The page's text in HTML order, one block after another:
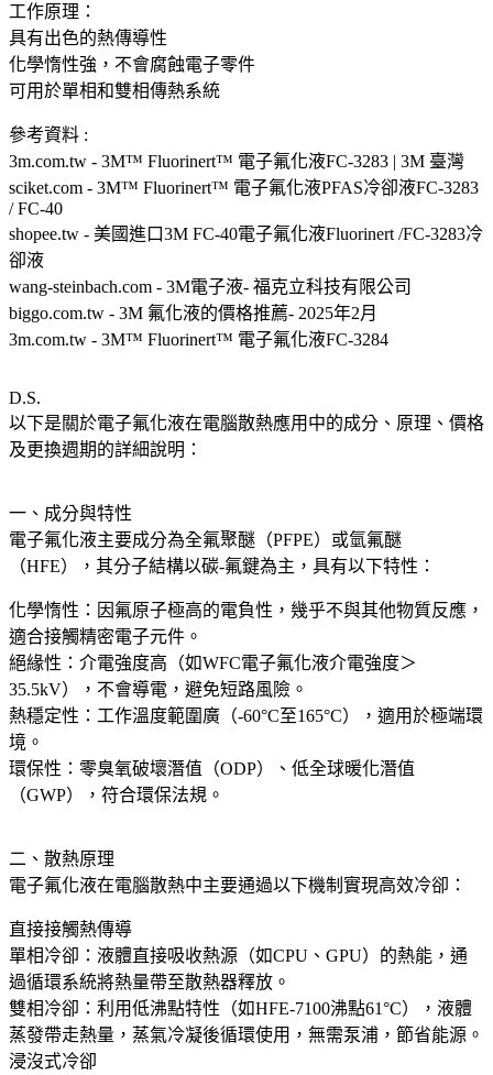
工作原理：
具有出色的熱傳導性
化學惰性強，不會腐蝕電子零件
可用於單相和雙相傳熱系統
參考資料 :
3m.com.tw - 3M™ Fluorinert™ 電子氟化液FC-3283 | 3M 臺灣
sciket.com - 3M™ Fluorinert™ 電子氟化液PFAS冷卻液FC-3283
/ FC-40
shopee.tw - 美國進口3M FC-40電子氟化液Fluorinert /FC-3283冷
卻液
wang-steinbach.com - 3M電子液- 福克立科技有限公司
biggo.com.tw - 3M 氟化液的價格推薦- 2025年2月
3m.com.tw - 3M™ Fluorinert™ 電子氟化液FC-3284
D.S.
以下是關於電子氟化液在電腦散熱應用中的成分、原理、價格
及更換週期的詳細說明：
一、成分與特性
電子氟化液主要成分為全氟聚醚（PFPE）或氫氟醚
（HFE），其分子結構以碳-氟鍵為主，具有以下特性：
化學惰性：因氟原子極高的電負性，幾乎不與其他物質反應，
適合接觸精密電子元件。
絕緣性：介電強度高（如WFC電子氟化液介電強度＞
35.5kV），不會導電，避免短路風險。
熱穩定性：工作溫度範圍廣（-60°C至165°C），適用於極端環
境。
環保性：零臭氧破壞潛值（ODP）、低全球暖化潛值
（GWP），符合環保法規。
二、散熱原理
電子氟化液在電腦散熱中主要通過以下機制實現高效冷卻：
直接接觸熱傳導
單相冷卻：液體直接吸收熱源（如CPU、GPU）的熱能，通
過循環系統將熱量帶至散熱器釋放。
雙相冷卻：利用低沸點特性（如HFE-7100沸點61°C），液體
蒸發帶走熱量，蒸氣冷凝後循環使用，無需泵浦，節省能源。
浸沒式冷卻